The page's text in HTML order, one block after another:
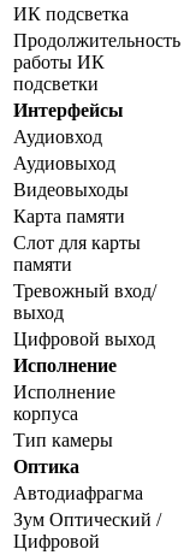
ИК подсветка
Продолжительность
работы ИК
подсветки
Интерфейсы
Аудиовход
Аудиовыход
Видеовыходы
Карта памяти
Слот для карты
памяти
Тревожный вход/
выход
Цифровой выход
Исполнение
Исполнение
корпуса
Тип камеры
Оптика
Автодиафрагма
Зум Оптический /
Цифровой